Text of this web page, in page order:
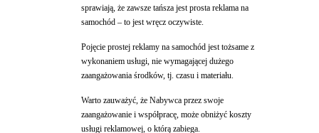
sprawiają, że zawsze tańsza jest prosta reklama na
samochód – to jest wręcz oczywiste.
Pojęcie prostej reklamy na samochód jest tożsame z
wykonaniem usługi, nie wymagającej dużego
zaangażowania środków, tj. czasu i materiału.
Warto zauważyć, że Nabywca przez swoje
zaangażowanie i współpracę, może obniżyć koszty
usługi reklamowej, o którą zabiega.